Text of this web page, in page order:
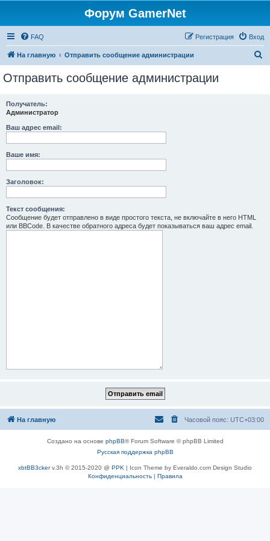
Форум GamerNet
FAQ Вход
Регистрация
На главную Отправить сообщение администрации
Отправить сообщение администрации
Получатель:
Администратор
Ваш адрес email:
Ваше имя:
Заголовок:
Текст сообщения:
Сообщение будет отправлено в виде простого текста, не включайте в него HTML
или BBCode. В качестве обратного адреса будет показываться ваш адрес email.
На главную Часовой пояс: UTC+03:00
Создано на основе phpBB® Forum Software © phpBB Limited
Русская поддержка phpBB
xbtBB3ckerv.3h © 2015-2020 @ PPK | Icon Theme by Everaldo.com Design Studio
Конфиденциальность| Правила